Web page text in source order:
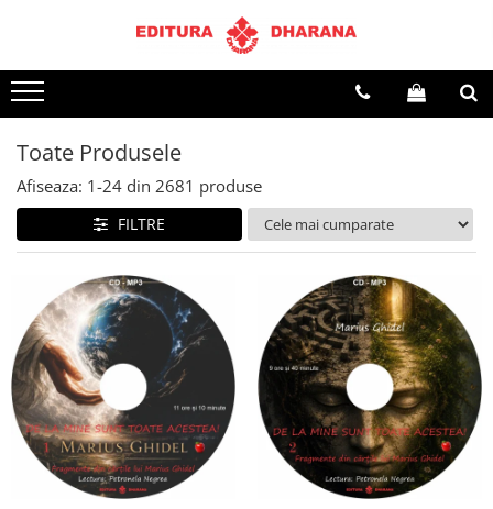
Terapii
Dietoterapie
Toate Produsele
Afiseaza: 1-24 din 2681 produse
FILTRE